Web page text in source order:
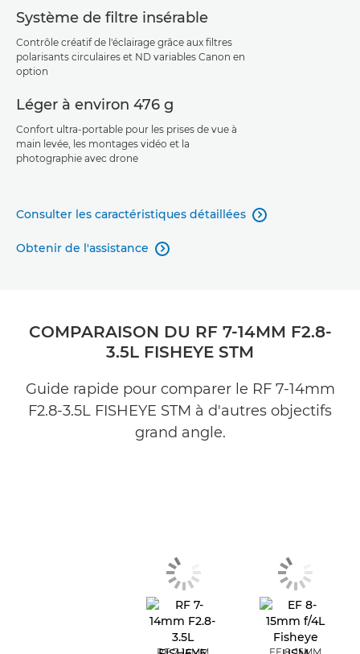
Système de filtre insérable
Contrôle créatif de l'éclairage grâce aux filtres
polarisants circulaires et ND variables Canon en
option
Léger à environ 476 g
Confort ultra-portable pour les prises de vue à
main levée, les montages vidéo et la
photographie avec drone
Consulter les caractéristiques détaillées 
Obtenir de l'assistance 
COMPARAISON DU RF 7-14MM F2.8-
3.5L FISHEYE STM
Guide rapide pour comparer le RF 7-14mm
F2.8-3.5L FISHEYE STM à d'autres objectifs
grand angle.
RF 7-14MM EF 8-15MM